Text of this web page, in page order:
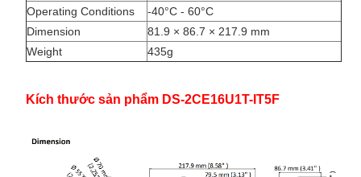
Operating Conditions
-40°C - 60°C
Dimension
81.9 × 86.7 × 217.9 mm
Weight
435g
Kích thước sản phẩm DS-2CE16U1T-IT5F